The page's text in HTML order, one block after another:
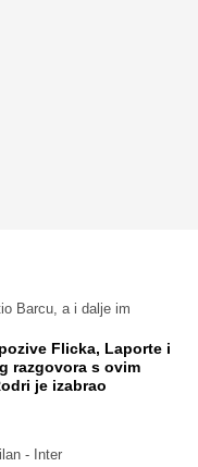
Barcu, a i dalje im
Flicka, Laporte i
razgovora s ovim
je izabrao
- Inter